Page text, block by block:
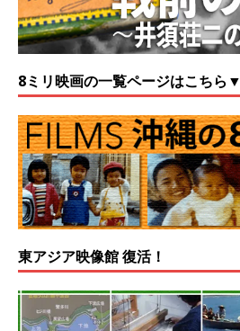
8ミリ映画の一覧ページはこちら▼
東アジア映像館 復活！